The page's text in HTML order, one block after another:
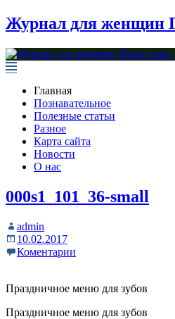
Журнал для женщин
Главная
Познавательное
Полезные статьи
Разное
Карта сайта
Новости
О нас
000s1_101_36-small
admin
10.02.2017
Коментарии
Праздничное меню для зубов
Праздничное меню для зубов